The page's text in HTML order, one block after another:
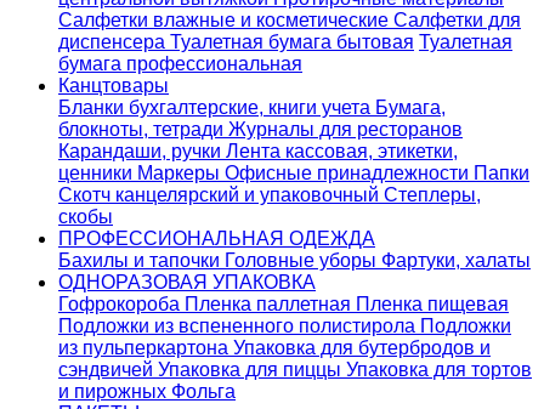
Салфетки влажные и косметические Салфетки для
диспенсера Туалетная бумага бытовая Туалетная
бумага профессиональная
Канцтовары
Бланки бухгалтерские, книги учета Бумага,
блокноты, тетради Журналы для ресторанов
Карандаши, ручки Лента кассовая, этикетки,
ценники Маркеры Офисные принадлежности Папки
Скотч канцелярский и упаковочный Степлеры,
скобы
ПРОФЕССИОНАЛЬНАЯ ОДЕЖДА
Бахилы и тапочки Головные уборы Фартуки, халаты
ОДНОРАЗОВАЯ УПАКОВКА
Гофрокороба Пленка паллетная Пленка пищевая
Подложки из вспененного полистирола Подложки
из пульперкартона Упаковка для бутербродов и
сэндвичей Упаковка для пиццы Упаковка для тортов
и пирожных Фольга